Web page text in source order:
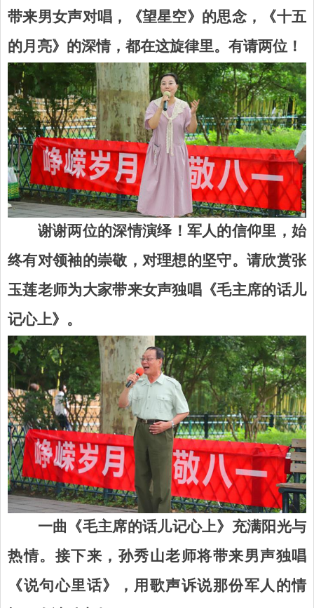
带来男女声对唱，《望星空》的思念，《十五
的月亮》的深情，都在这旋律里。有请两位！
谢谢两位的深情演绎！军人的信仰里，始
终有对领袖的崇敬，对理想的坚守。请欣赏张
玉莲老师为大家带来女声独唱《毛主席的话儿
记心上》。
一曲《毛主席的话儿记心上》充满阳光与
热情。接下来， 孙秀山 老师将带来男声独唱
《说句心里话》，用歌声诉说那份军人的情